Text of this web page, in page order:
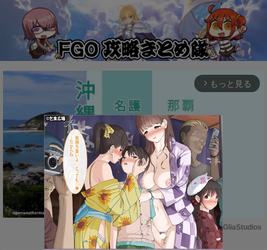
arrow_forward_ios もっと見る
Powered by GliaStudios